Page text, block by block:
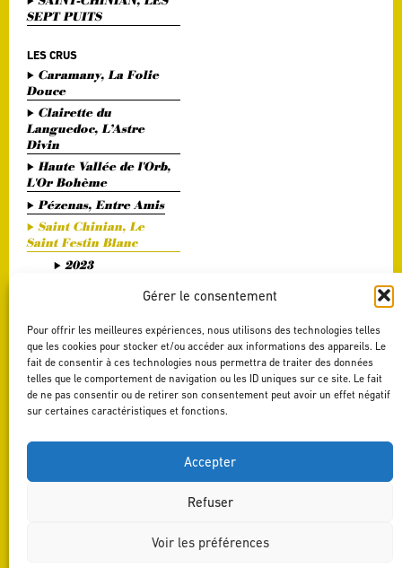
Gérer le consentement
Pour offrir les meilleures expériences, nous utilisons des technologies telles
que les cookies pour stocker et/ou accéder aux informations des appareils. Le
fait de consentir à ces technologies nous permettra de traiter des données
telles que le comportement de navigation ou les ID uniques sur ce site. Le fait
de ne pas consentir ou de retirer son consentement peut avoir un effet négatif
sur certaines caractéristiques et fonctions.
Accepter
Refuser
Voir les préférences
SEPT PUITS
LES CRUS
Caramany, La Folie
Douce
Clairette du
Languedoc, L’Astre
Divin
Haute Vallée de l'Orb,
L'Or Bohème
Pézenas, Entre Amis
Saint Chinian, Le
Saint Festin Blanc
2023
2020
2017
2016
Terrasses du Larzac,
L'Art du Vers
Terrasses du Larzac,